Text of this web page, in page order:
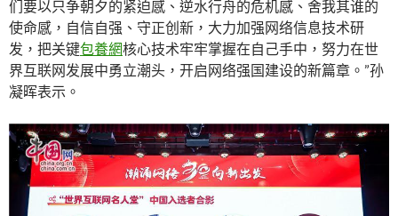
们要以只争朝夕的紧迫感、逆水行舟的危机感、舍我其谁的
使命感，自信自强、守正创新，大力加强网络信息技术研
发，把关键包養網核心技术牢牢掌握在自己手中，努力在世
界互联网发展中勇立潮头，开启网络强国建设的新篇章。”孙
凝晖表示。